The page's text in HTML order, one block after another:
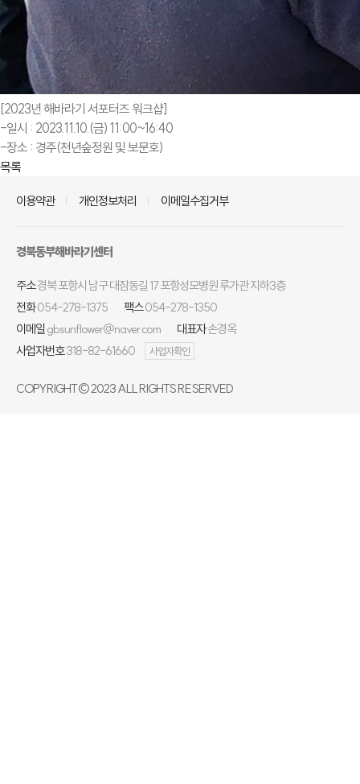
[2023년 해바라기 서포터즈 워크샵]
-일시 : 2023.11.10.(금) 11:00~16:40
-장소 : 경주(천년숲정원 및 보문호)
목록
이용약관 개인정보처리 이메일수집거부
경북동부해바라기센터
주소경북 포항시 남구 대잠동길 17 포항성모병원 루가관 지하3층
전화054-278-1375 팩스054-278-1350
이메일gbsunflower@naver.com 대표자손경옥
사업자번호318-82-61660 사업자확인
COPYRIGHT© 2023 ALL RIGHTS RESERVED